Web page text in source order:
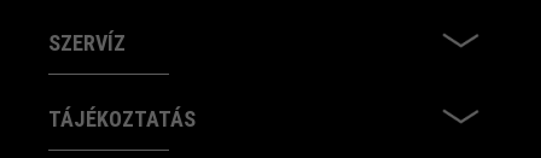
SZERVÍZ
TÁJÉKOZTATÁS